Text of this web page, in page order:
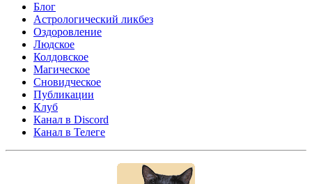
Блог
Аcтрологический ликбез
Оздоровление
Людское
Колдовское
Магическое
Сновидческое
Публикации
Клуб
Канал в Discord
Канал в Телеге